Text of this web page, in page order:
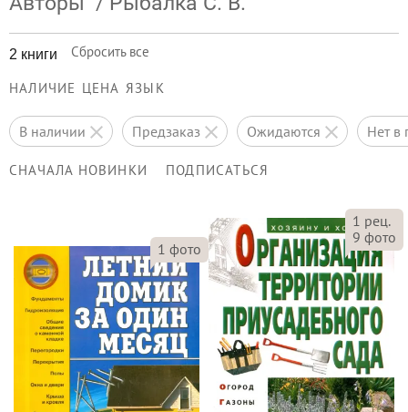
2 книги Сбросить все
НАЛИЧИЕ ЦЕНА ЯЗЫК
в наличии предзаказ ожидаются нет
СНАЧАЛА НОВИНКИ ПОДПИСАТЬСЯ
1 фото
1 рец.
9 фото